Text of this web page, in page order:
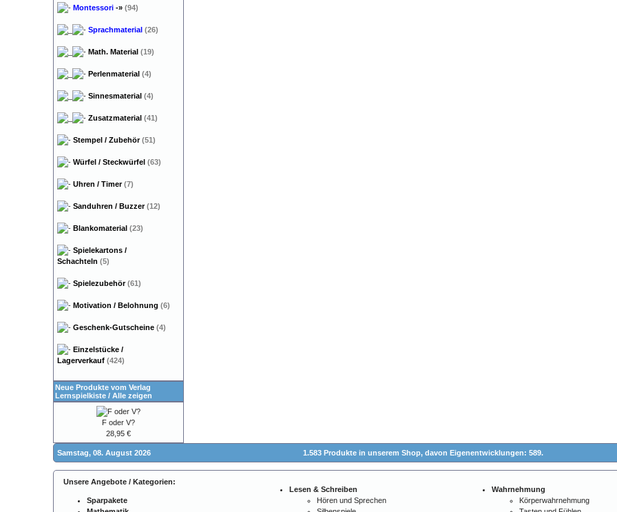
Montessori -» (94)
Sprachmaterial (26)
Math. Material (19)
Perlenmaterial (4)
Sinnesmaterial (4)
Zusatzmaterial (41)
Stempel / Zubehör(51)
Würfel / Steckwürfel (63)
Uhren / Timer(7)
Sanduhren / Buzzer(12)
Blankomaterial (23)
Spielekartons /
Schachteln (5)
Spielezubehör(61)
Motivation / Belohnung (6)
Geschenk-Gutscheine (4)
Einzelstücke /
Lagerverkauf (424)
Neue Produkte vom Verlag
Lernspielkiste / Alle zeigen
F oder V?
28,95 €
Samstag, 08. August 2026 1.583 Produkte in unserem Shop, davon Eigenentwicklungen: 589.
Unsere Angebote / Kategorien:
Sparpakete
Lesen & Schreiben
Hören und Sprechen
Wahrnehmung
Körperwahrnehmung